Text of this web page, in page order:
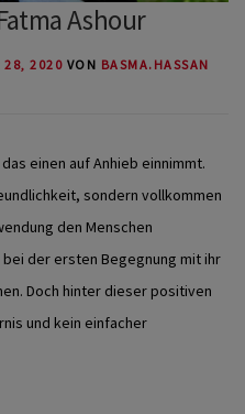
Ashour
28, 2020 VON BASMA.HASSAN
einen auf Anhieb einnimmt.
sondern vollkommen
den Menschen
der ersten Begegnung mit ihr
Doch hinter dieser positiven
und kein einfacher